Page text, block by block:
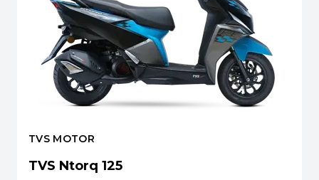
TVS MOTOR
TVS Ntorq 125